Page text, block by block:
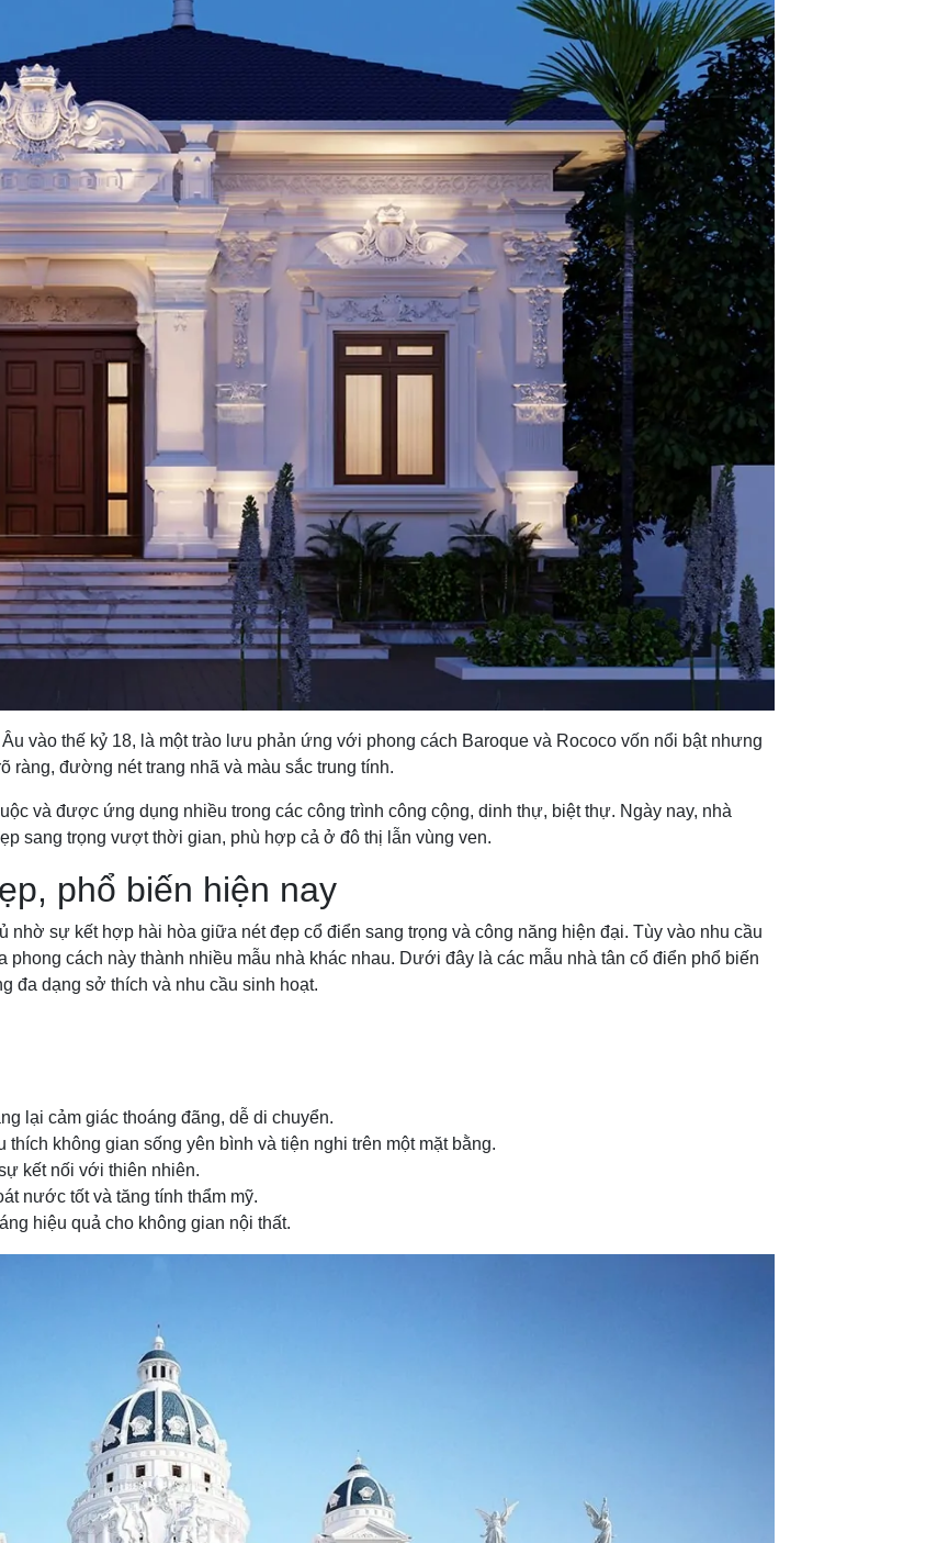
vào thế kỷ 18, là một trào lưu phản ứng với phong cách Baroque và Rococo vốn nổi bật nhưng
đường nét trang nhã và màu sắc trung tính.
và được ứng dụng nhiều trong các công trình công cộng, dinh thự, biệt thự. Ngày nay, nhà
sang trọng vượt thời gian, phù hợp cả ở đô thị lẫn vùng ven.
phổ biến hiện nay
nhờ sự kết hợp hài hòa giữa nét đẹp cổ điển sang trọng và công năng hiện đại. Tùy vào nhu cầu
cách này thành nhiều mẫu nhà khác nhau. Dưới đây là các mẫu nhà tân cổ điển phổ biến
đa dạng sở thích và nhu cầu sinh hoạt.
lại cảm giác thoáng đãng, dễ di chuyển.
không gian sống yên bình và tiện nghi trên một mặt bằng.
kết nối với thiên nhiên.
nước tốt và tăng tính thẩm mỹ.
hiệu quả cho không gian nội thất.